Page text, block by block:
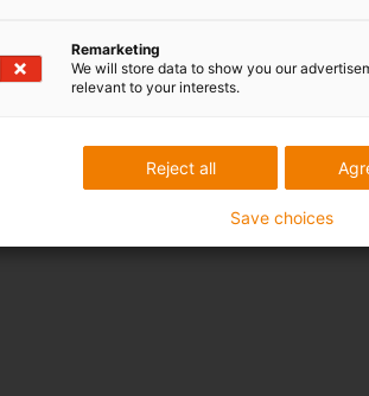
Remarketing
We will store data to show you our
relevant to your interests.
Reject all
Save choices